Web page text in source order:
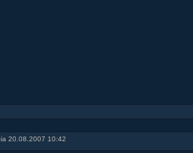
20.08.2007 10:42